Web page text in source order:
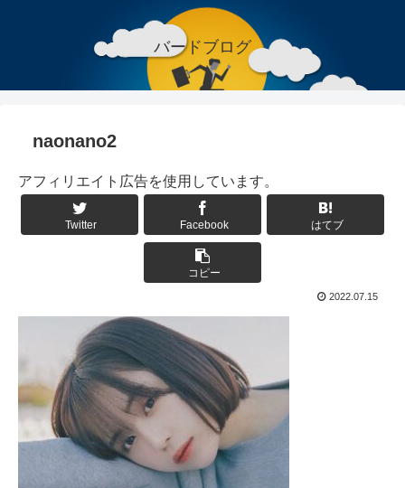
バードブログ
naonano2
アフィリエイト広告を使用しています。
Twitter Facebook はてブ
コピー
2022.07.15